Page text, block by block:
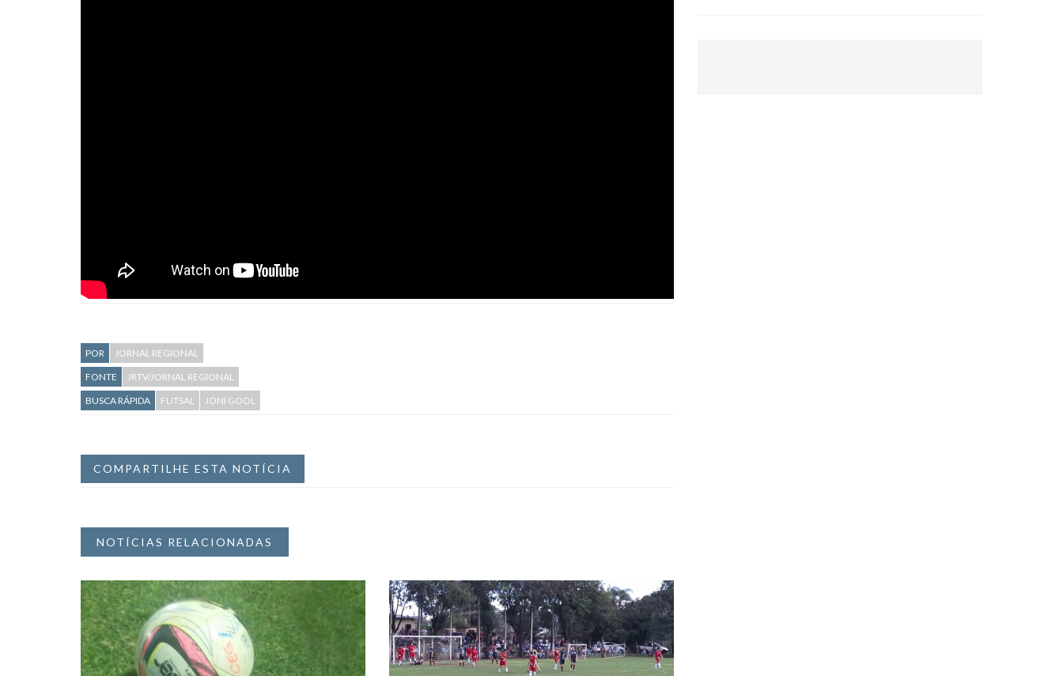
POR
JORNAL REGIONAL
FONTE
JRTV/JORNAL REGIONAL
BUSCA RÁPIDA
FUTSAL JONI GOOL
COMPARTILHE ESTA NOTÍCIA
NOTÍCIAS RELACIONADAS